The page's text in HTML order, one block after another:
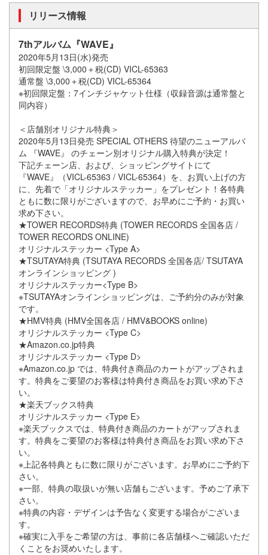
リリース情報
7thアルバム『WAVE』
2020年5月13日(水)発売
初回限定盤 \3,000＋税(CD) VICL-65363
通常盤 \3,000＋税(CD) VICL-65364
※初回限定盤：7インチジャケット仕様（収録音源は通常盤と
同内容）
＜店舗別オリジナル特典＞
2020年5月13日発売 SPECIAL OTHERS 待望のニューアルバ
ム 『WAVE』 のチェーン別オリジナル購入特典が決定！
下記チェーン店、および、ショッピングサイトにて
『WAVE』（VICL-65363 / VICL-65364）を、お買い上げの方
に、先着で「オリジナルステッカー」をプレゼント！各特典
ともに数に限りがございますので、お早めにご予約・お買い
求め下さい。
★TOWER RECORDS特典 (TOWER RECORDS 全国各店 /
TOWER RECORDS ONLINE)
オリジナルステッカー <Type A>
★TSUTAYA特典 (TSUTAYA RECORDS 全国各店/ TSUTAYA
オンラインショッピング )
オリジナルステッカー<Type B>
※TSUTAYAオンラインショッピングは、ご予約分のみが対象
です。
★HMV特典 (HMV全国各店 / HMV&BOOKS online)
オリジナルステッカー <Type C>
★Amazon.co.jp特典
オリジナルステッカー <Type D>
※Amazon.co.jp では、特典付き商品のカートがアップされま
す。特典をご要望のお客様は特典付き商品をお買い求め下さ
い。
★楽天ブックス特典
オリジナルステッカー <Type E>
※楽天ブックスでは、特典付き商品のカートがアップされま
す。特典をご要望のお客様は特典付き商品をお買い求め下さ
い。
※上記各特典ともに数に限りがございます。お早めにご予約下
さい。
※一部、特典の取扱いが無い店舗もございます。予めご了承下
さい。
※特典の内容・デザインは予告なく変更する場合がございま
す。
※確実に入手をご希望の方は、事前に各店舗様へご確認いただ
くことをお奨めいたします。